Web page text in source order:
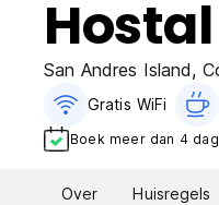
San Andres Island,
Gratis WiFi
Boek meer dan 4
Over Huisregels